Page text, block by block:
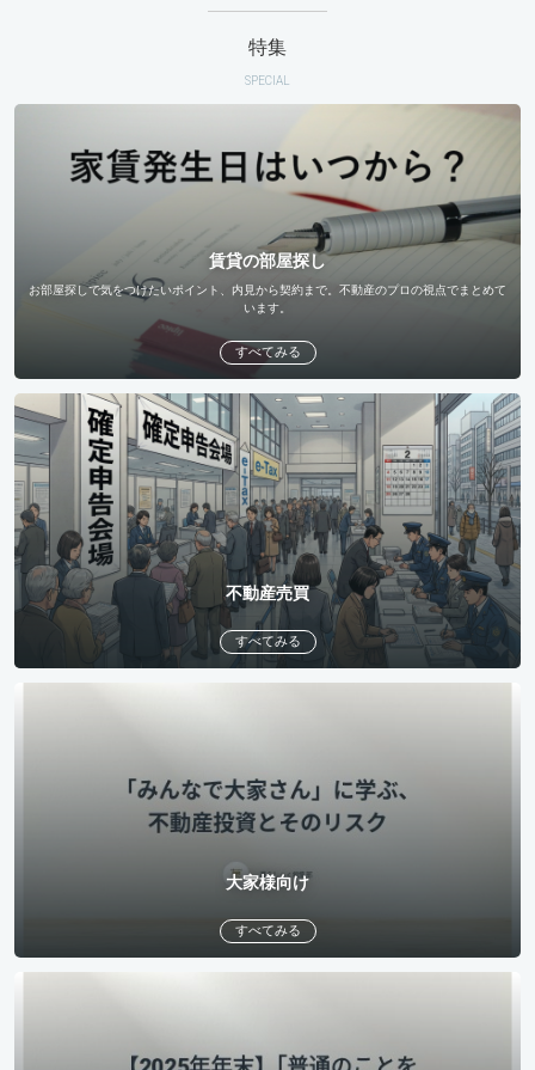
特集
SPECIAL
賃貸の部屋探し
お部屋探しで気をつけたいポイント、内見から契約まで。不動産のプロの視点でまとめて
います。
すべてみる
不動産売買
すべてみる
大家様向け
すべてみる